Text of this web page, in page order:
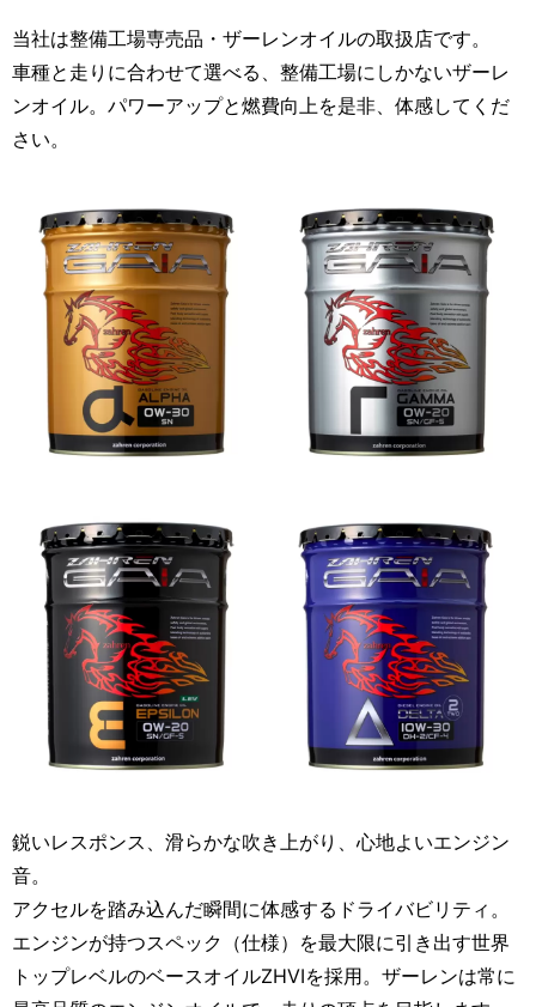
当社は整備工場専売品・ザーレンオイルの取扱店です。
車種と走りに合わせて選べる、整備工場にしかないザーレ
ンオイル。パワーアップと燃費向上を是非、体感してくだ
さい。
鋭いレスポンス、滑らかな吹き上がり、心地よいエンジン
音。
アクセルを踏み込んだ瞬間に体感するドライバビリティ。
エンジンが持つスペック（仕様）を最大限に引き出す世界
トップレベルのベースオイルZHVIを採用。ザーレンは常に